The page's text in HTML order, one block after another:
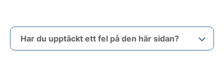
Har du upptäckt ett fel på den här sidan?